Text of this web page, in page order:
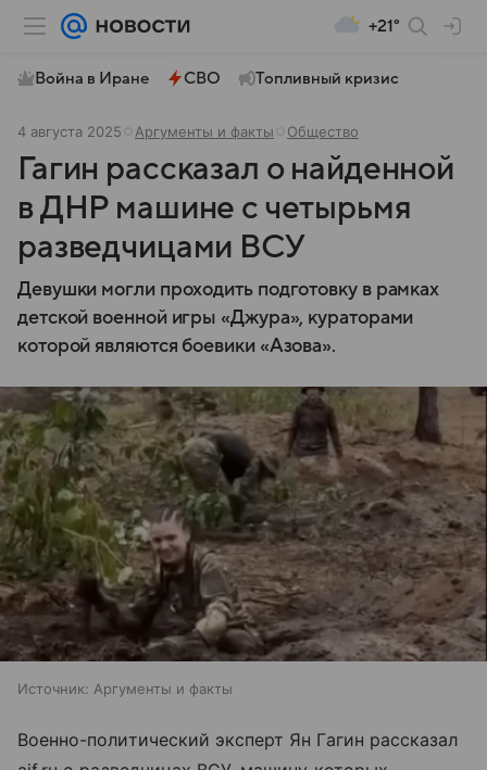
+21°
Война в Иране СВО Топливный кризис
4 августа 2025 Аргументы и факты Общество
Гагин рассказал о найденной
в ДНР машине с четырьмя
разведчицами ВСУ
Девушки могли проходить подготовку в рамках
детской военной игры «Джура», кураторами
которой являются боевики «Азова».
Источник: Аргументы и факты
Военно-политический эксперт Ян Гагин рассказал